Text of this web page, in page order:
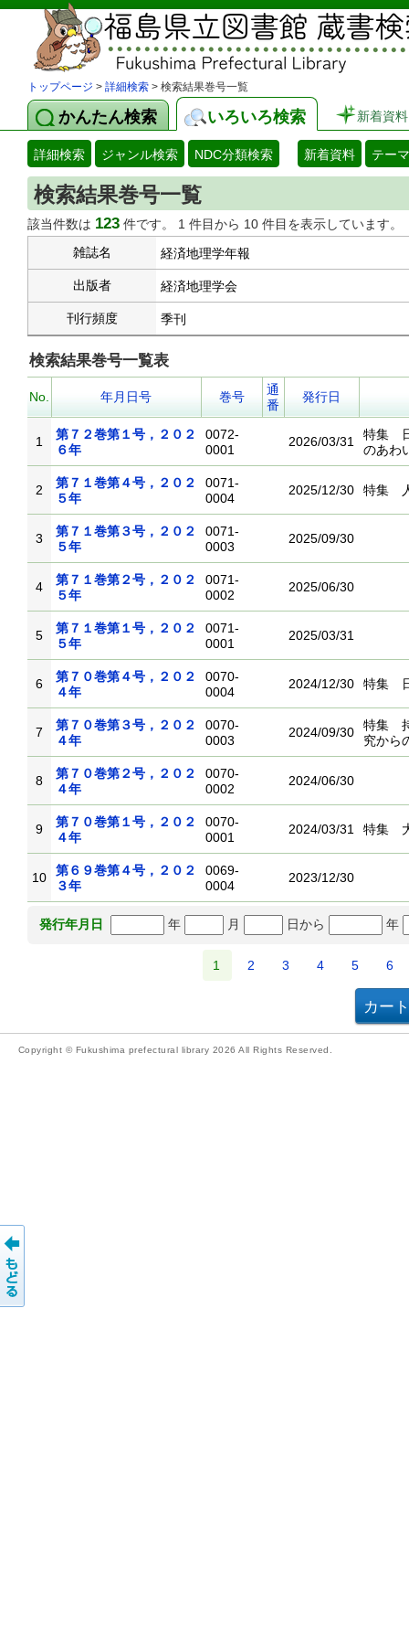
トップページ > 詳細検索 > 検索結果巻号一覧
かんたん検索 いろいろ検索 新着資料
詳細検索 ジャンル検索 NDC分類検索 新着資料 テー
検索結果巻号一覧
該当件数は 123 件です。 1 件目から 10 件目を表示しています。
雑誌名
経済地理学年報
出版者 経済地理学会
刊行頻度 季刊
検索結果巻号一覧表
No. 年月日号 巻号
通
番
発行日
1
第７２巻第１号，２０２
６年
0072-
0001
2026/03/31
特集
のあわ
2
第７１巻第４号，２０２
５年
0071-
0004
2025/12/30 特集
3
第７１巻第３号，２０２
５年
0071-
0003
2025/09/30
4
第７１巻第２号，２０２
５年
0071-
0002
2025/06/30
5
第７１巻第１号，２０２
５年
0071-
0001
2025/03/31
6
第７０巻第４号，２０２
４年
0070-
0004
2024/12/30 特集
7
第７０巻第３号，２０２
４年
0070-
0003
2024/09/30
特集
究から
8
第７０巻第２号，２０２
４年
0070-
0002
2024/06/30
9
第７０巻第１号，２０２
４年
0070-
0001
2024/03/31 特集
10
第６９巻第４号，２０２
３年
0069-
0004
2023/12/30
発行年月日 年 月 日から 年
1 2 3 4 5 6
Copyright © Fukushima prefectural library 2026 All Rights Reserved.